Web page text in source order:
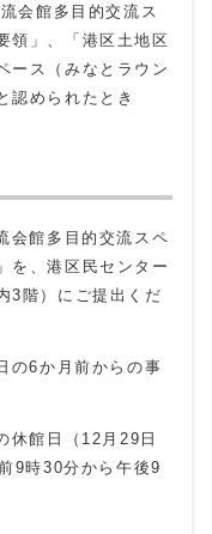
会館多目的交流ス
領」、「港区土地区
ース（みなとラウン
認められたとき
会館多目的交流スペ
を、港区民センター
3階）にご提出くだ
の6か月前からの事
休館日（12月29日
9時30分から午後9